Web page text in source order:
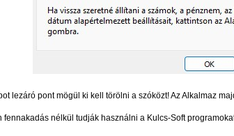
lezáró pont mögül ki kell törölni a szóközt! Az Alkalmaz
fennakadás nélkül tudják használni a Kulcs-Soft